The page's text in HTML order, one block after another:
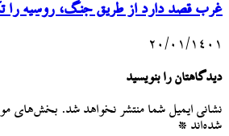
غرب قصد دارد از طریق جنگ، روسیه را
۲۰/۰۱/۱۴۰۱
دیدگاهتان را بنویسید
نشانی ایمیل شما منتشر نخواهد شد. بخش‌های
شده‌اند *